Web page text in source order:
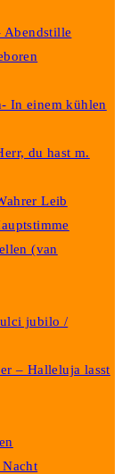
In einem kühlen
du hast m.
Leib
(van
jubilo /
– Halleluja lasst